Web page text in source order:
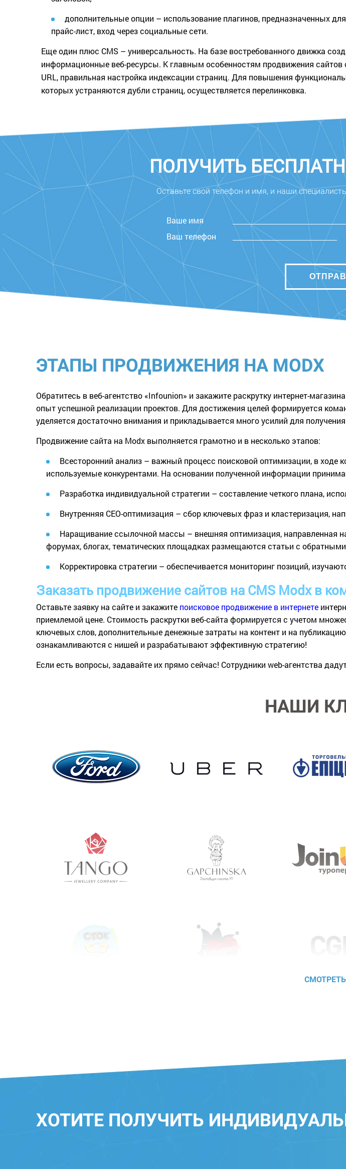
дополнительные опции – использование плагинов, предназначенных
прайс-лист, вход через социальные сети.
Еще один плюс CMS – универсальность. На базе востребованного движка
информационные веб-ресурсы. К главным особенностям продвижения сайтов
URL, правильная настройка индексации страниц. Для повышения
которых устраняются дубли страниц, осуществляется перелинковка.
ПОЛУЧИТЬ
Оставьте свой телефон и имя, и наши
Ваше имя
Ваш телефон
ЭТАПЫ ПРОДВИЖЕНИЯ НА MODX
Обратитесь в веб-агентство «Infounion» и закажите раскрутку интернет-
опыт успешной реализации проектов. Для достижения целей формируется
уделяется достаточно внимания и прикладывается много усилий для
Продвижение сайта на Modx выполняется грамотно и в несколько этапов:
Всесторонний анализ – важный процесс поисковой оптимизации, в
используемые конкурентами. На основании полученной информации
Разработка индивидуальной стратегии – составление четкого плана,
Внутренняя СЕО-оптимизация – сбор ключевых фраз и кластеризация,
Наращивание ссылочной массы – внешняя оптимизация, направленная
форумах, блогах, тематических площадках размещаются статьи с
Корректировка стратегии – обеспечивается мониторинг позиций,
Заказать продвижение сайтов на CMS Modx в
Оставьте заявку на сайте и закажите поисковое продвижение в интернете
приемлемой цене. Стоимость раскрутки веб-сайта формируется с учетом
ключевых слов, дополнительные денежные затраты на контент и на
ознакамливаются с нишей и разрабатывают эффективную стратегию!
Если есть вопросы, задавайте их прямо сейчас! Сотрудники web-агентства
НАШИ
ХОТИТЕ ПОЛУЧИТЬ